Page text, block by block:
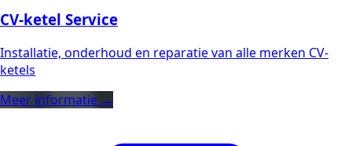
CV-ketel Service
Installatie, onderhoud en reparatie van alle merken CV-
ketels
Meer informatie →